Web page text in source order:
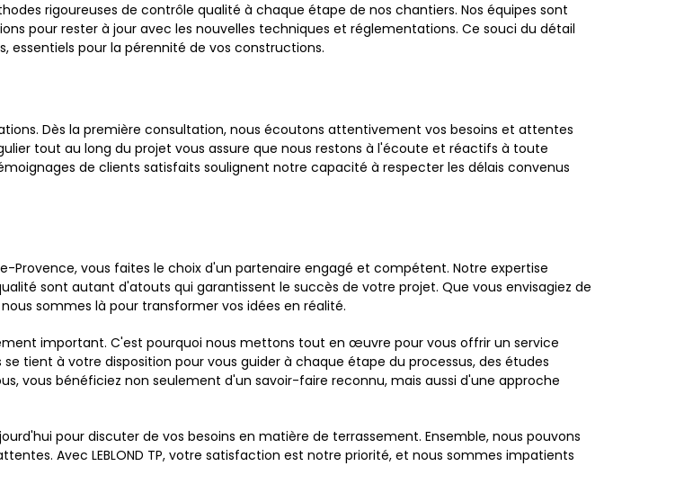
rigoureuses de contrôle qualité à chaque étape de nos chantiers. Nos équipes sont
pour rester à jour avec les nouvelles techniques et réglementations. Ce souci du détail
essentiels pour la pérennité de vos constructions.
Dès la première consultation, nous écoutons attentivement vos besoins et attentes
tout au long du projet vous assure que nous restons à l'écoute et réactifs à toute
de clients satisfaits soulignent notre capacité à respecter les délais convenus
Provence, vous faites le choix d'un partenaire engagé et compétent. Notre expertise
sont autant d'atouts qui garantissent le succès de votre projet. Que vous envisagiez de
sommes là pour transformer vos idées en réalité.
important. C'est pourquoi nous mettons tout en œuvre pour vous offrir un service
tient à votre disposition pour vous guider à chaque étape du processus, des études
vous bénéficiez non seulement d'un savoir-faire reconnu, mais aussi d'une approche
pour discuter de vos besoins en matière de terrassement. Ensemble, nous pouvons
Avec LEBLOND TP, votre satisfaction est notre priorité, et nous sommes impatients